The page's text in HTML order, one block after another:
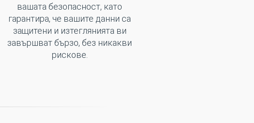
вашата безопасност, като
гарантира, че вашите данни са
защитени и изтеглянията ви
завършват бързо, без никакви
рискове.